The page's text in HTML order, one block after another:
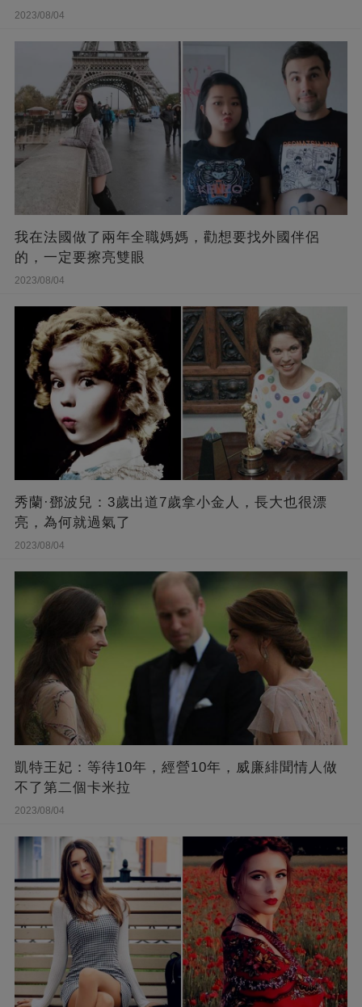
2023/08/04
我在法國做了兩年全職媽媽，勸想要找外國伴侶
的，一定要擦亮雙眼
2023/08/04
秀蘭·鄧波兒：3歲出道7歲拿小金人，長大也很漂
亮，為何就過氣了
2023/08/04
凱特王妃：等待10年，經營10年，威廉緋聞情人做
不了第二個卡米拉
2023/08/04